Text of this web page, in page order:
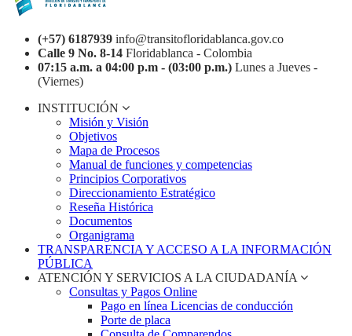
(+57) 6187939 info@transitofloridablanca.gov.co
Calle 9 No. 8-14 Floridablanca - Colombia
07:15 a.m. a 04:00 p.m - (03:00 p.m.) Lunes a Jueves -
(Viernes)
INSTITUCIÓN
Misión y Visión
Objetivos
Mapa de Procesos
Manual de funciones y competencias
Principios Corporativos
Direccionamiento Estratégico
Reseña Histórica
Documentos
Organigrama
TRANSPARENCIA Y ACCESO A LA INFORMACIÓN
PÚBLICA
ATENCIÓN Y SERVICIOS A LA CIUDADANÍA
Consultas y Pagos Online
Pago en línea Licencias de conducción
Porte de placa